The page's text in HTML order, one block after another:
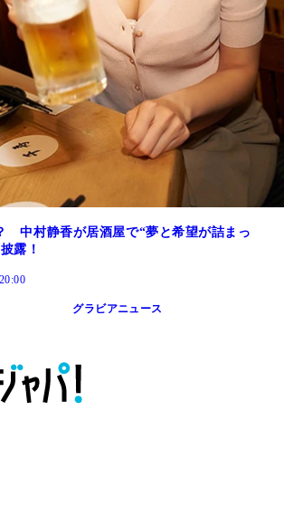
中村静香が居酒屋で“夢と希望が詰まっ
露！
グラビアニュース